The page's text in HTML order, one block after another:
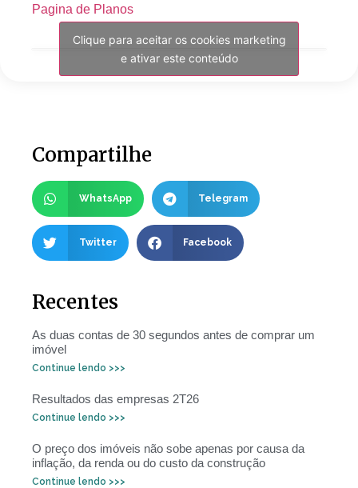
Pagina de Planos
Clique para aceitar os cookies marketing
e ativar este conteúdo
Compartilhe
WhatsApp Telegram
Twitter Facebook
Recentes
As duas contas de 30 segundos antes de comprar um
imóvel
Continue lendo >>>
Resultados das empresas 2T26
Continue lendo >>>
O preço dos imóveis não sobe apenas por causa da
inflação, da renda ou do custo da construção
Continue lendo >>>